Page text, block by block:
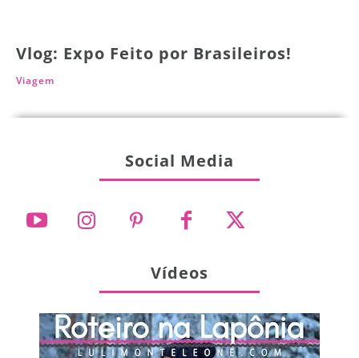
Vlog: Expo Feito por Brasileiros!
Viagem
Social Media
Vídeos